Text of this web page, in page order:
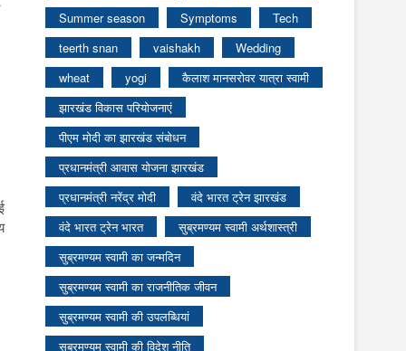
Summer season
Symptoms
Tech
teerth snan
vaishakh
Wedding
wheat
yogi
कैलाश मानसरोवर यात्रा स्वामी
झारखंड विकास परियोजनाएं
पीएम मोदी का झारखंड संबोधन
प्रधानमंत्री आवास योजना झारखंड
प्रधानमंत्री नरेंद्र मोदी
वंदे भारत ट्रेन झारखंड
वंदे भारत ट्रेन भारत
सुब्रमण्यम स्वामी अर्थशास्त्री
सुब्रमण्यम स्वामी का जन्मदिन
सुब्रमण्यम स्वामी का राजनीतिक जीवन
सुब्रमण्यम स्वामी की उपलब्धियां
सुब्रमण्यम स्वामी की विदेश नीति